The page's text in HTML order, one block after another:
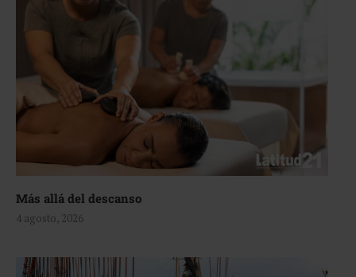
Más allá del descanso
4 agosto, 2026